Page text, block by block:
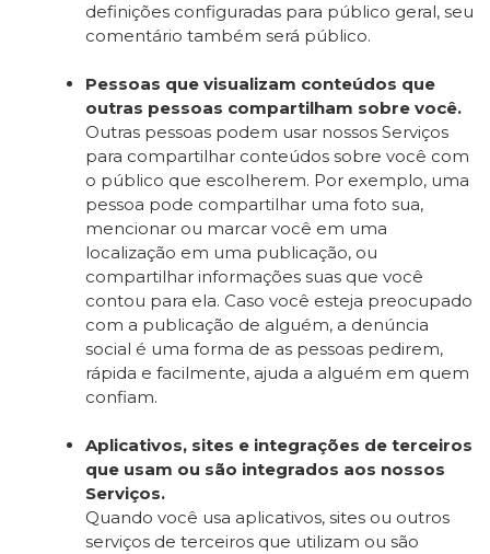
definições configuradas para público geral, seu
comentário também será público.
Pessoas que visualizam conteúdos que
outras pessoas compartilham sobre você.
Outras pessoas podem usar nossos Serviços
para compartilhar conteúdos sobre você com
o público que escolherem. Por exemplo, uma
pessoa pode compartilhar uma foto sua,
mencionar ou marcar você em uma
localização em uma publicação, ou
compartilhar informações suas que você
contou para ela. Caso você esteja preocupado
com a publicação de alguém, a denúncia
social é uma forma de as pessoas pedirem,
rápida e facilmente, ajuda a alguém em quem
confiam.
Aplicativos, sites e integrações de terceiros
que usam ou são integrados aos nossos
Serviços.
Quando você usa aplicativos, sites ou outros
serviços de terceiros que utilizam ou são